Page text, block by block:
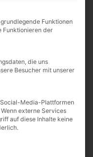
(inkl. MwSt.)
Stück ab Lager
in
Gruppen, für die eine
Funktionen
Funktionieren der
die uns
Besucher mit unserer
Media-Plattformen
externe Services
auf diese Inhalte keine